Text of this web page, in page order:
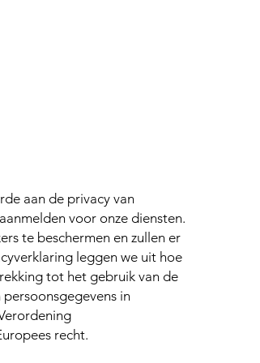
aan de privacy van
voor onze diensten.
te beschermen en zullen er
leggen we uit hoe
tot het gebruik van de
in
recht.